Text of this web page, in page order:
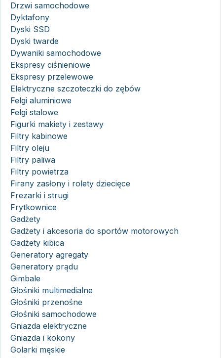
Drzwi samochodowe
Dyktafony
Dyski SSD
Dyski twarde
Dywaniki samochodowe
Ekspresy ciśnieniowe
Ekspresy przelewowe
Elektryczne szczoteczki do zębów
Felgi aluminiowe
Felgi stalowe
Figurki makiety i zestawy
Filtry kabinowe
Filtry oleju
Filtry paliwa
Filtry powietrza
Firany zasłony i rolety dziecięce
Frezarki i strugi
Frytkownice
Gadżety
Gadżety i akcesoria do sportów motorowych
Gadżety kibica
Generatory agregaty
Generatory prądu
Gimbale
Głośniki multimedialne
Głośniki przenośne
Głośniki samochodowe
Gniazda elektryczne
Gniazda i kokony
Golarki męskie